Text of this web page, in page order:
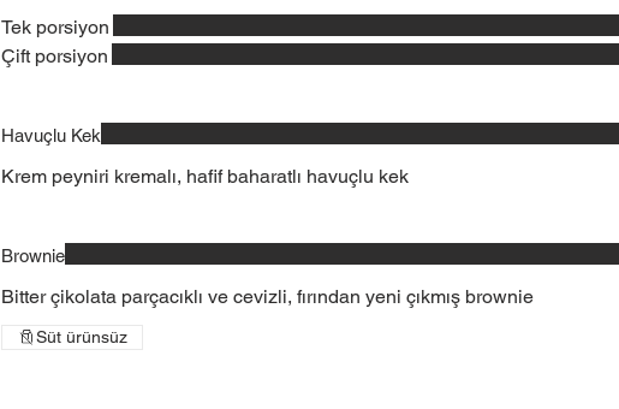
Tek porsiyon
Çift porsiyon
Havuçlu Kek
Krem peyniri kremalı, hafif baharatlı havuçlu kek
Brownie
Bitter çikolata parçacıklı ve cevizli, fırından yeni çıkmış brownie
Süt ürünsüz